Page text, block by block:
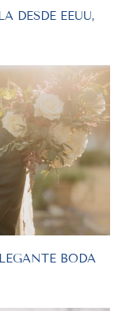
DESDE EEUU,
BODA